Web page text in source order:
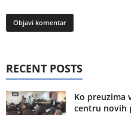
RECENT POSTS
Ko preuzima
centru novih